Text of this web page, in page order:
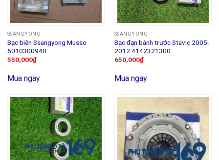
SSANGYONG
Bạc biên Ssangyong Musso
6010300940
550,000₫
Mua ngay
SSANGYONG
Bạc đạn bánh trước Stavic 2005-
2012 4142321300
650,000₫
Mua ngay